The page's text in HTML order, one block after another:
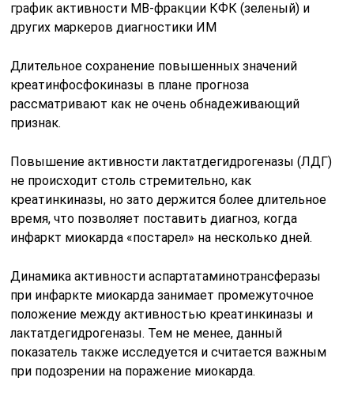
график активности МВ-фракции КФК (зеленый) и
других маркеров диагностики ИМ
Длительное сохранение повышенных значений
креатинфосфокиназы в плане прогноза
рассматривают как не очень обнадеживающий
признак.
Повышение активности лактатдегидрогеназы (ЛДГ)
не происходит столь стремительно, как
креатинкиназы, но зато держится более длительное
время, что позволяет поставить диагноз, когда
инфаркт миокарда «постарел» на несколько дней.
Динамика активности аспартатаминотрансферазы
при инфаркте миокарда занимает промежуточное
положение между активностью креатинкиназы и
лактатдегидрогеназы. Тем не менее, данный
показатель также исследуется и считается важным
при подозрении на поражение миокарда.